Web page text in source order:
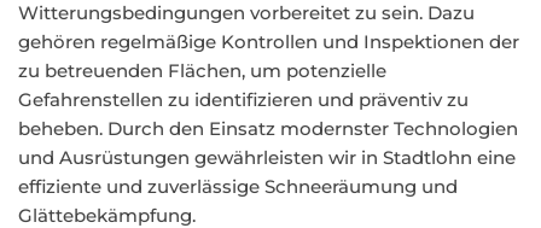
Witterungsbedingungen vorbereitet zu sein. Dazu
gehören regelmäßige Kontrollen und Inspektionen der
zu betreuenden Flächen, um potenzielle
Gefahrenstellen zu identifizieren und präventiv zu
beheben. Durch den Einsatz modernster Technologien
und Ausrüstungen gewährleisten wir in Stadtlohn eine
effiziente und zuverlässige Schneeräumung und
Glättebekämpfung.